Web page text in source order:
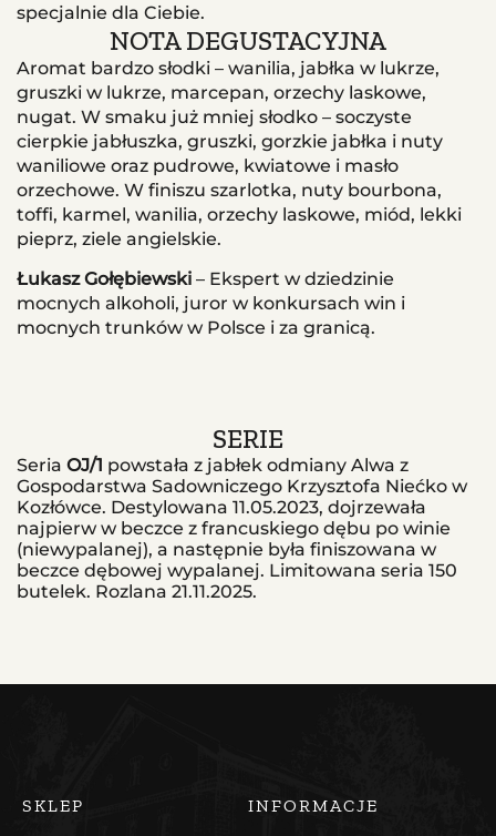
specjalnie dla Ciebie.
NOTA DEGUSTACYJNA
Aromat bardzo słodki – wanilia, jabłka w lukrze,
gruszki w lukrze, marcepan, orzechy laskowe,
nugat. W smaku już mniej słodko – soczyste
cierpkie jabłuszka, gruszki, gorzkie jabłka i nuty
waniliowe oraz pudrowe, kwiatowe i masło
orzechowe. W finiszu szarlotka, nuty bourbona,
toffi, karmel, wanilia, orzechy laskowe, miód, lekki
pieprz, ziele angielskie.
Łukasz Gołębiewski – Ekspert w dziedzinie
mocnych alkoholi, juror w konkursach win i
mocnych trunków w Polsce i za granicą.
SERIE
Seria OJ/1 powstała z jabłek odmiany Alwa z
Gospodarstwa Sadowniczego Krzysztofa Niećko w
Kozłówce. Destylowana 11.05.2023, dojrzewała
najpierw w beczce z francuskiego dębu po winie
(niewypalanej), a następnie była finiszowana w
beczce dębowej wypalanej. Limitowana seria 150
butelek. Rozlana 21.11.2025.
SKLEP INFORMACJE